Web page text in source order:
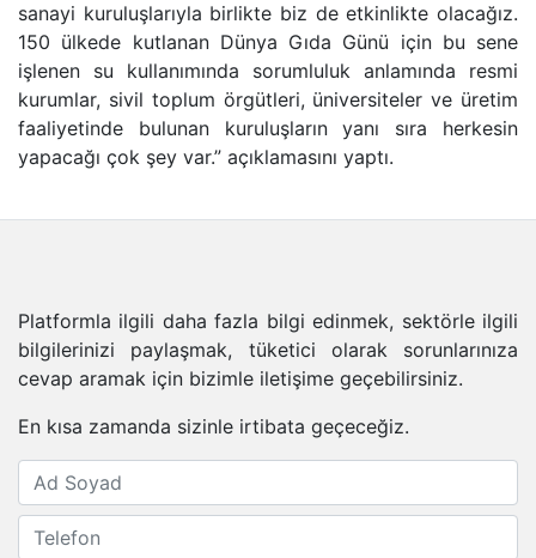
sanayi kuruluşlarıyla birlikte biz de etkinlikte olacağız.
150 ülkede kutlanan Dünya Gıda Günü için bu sene
işlenen su kullanımında sorumluluk anlamında resmi
kurumlar, sivil toplum örgütleri, üniversiteler ve üretim
faaliyetinde bulunan kuruluşların yanı sıra herkesin
yapacağı çok şey var.” açıklamasını yaptı.
Platformla ilgili daha fazla bilgi edinmek, sektörle ilgili
bilgilerinizi paylaşmak, tüketici olarak sorunlarınıza
cevap aramak için bizimle iletişime geçebilirsiniz.
En kısa zamanda sizinle irtibata geçeceğiz.